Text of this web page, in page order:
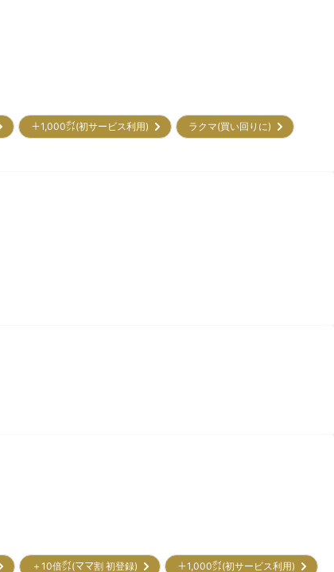
＋1,000㌽(初サービス利用)
ラクマ(買い回りに)
＋10倍㌽(ママ割 初登録) ＋1,000㌽(初サービス利用)